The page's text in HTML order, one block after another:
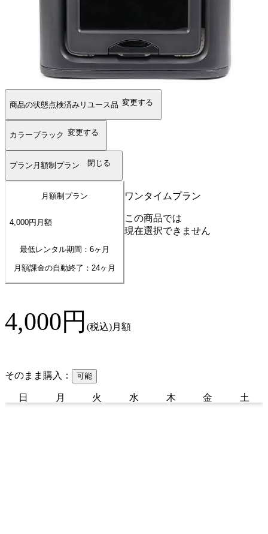
商品の状態点検済みリユース品 変更する
カラーブラック 変更する
プラン 月額制プラン 閉じる
月額制プラン
4,000円 月額
最低レンタル期間：6ヶ月
月額課金の自動終了： 24ヶ月
ワンタイムプラン
この商品では
現在選択できません
4,000円 (税込)月額
そのまま購入： 可能
日 月 火 水 木 金 土